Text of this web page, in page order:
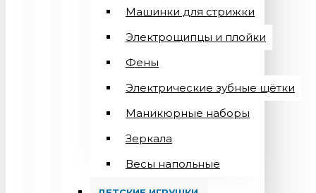
Машинки для стрижки
Электрощипцы и плойки
Фены
Электрические зубные щётки
Маникюрные наборы
Зеркала
Весы напольные